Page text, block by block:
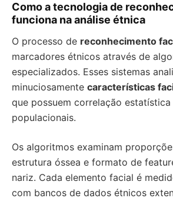
Como a tecnologia de
funciona na análise étnica
O processo de reconhecimento
marcadores étnicos através de
especializados. Esses sistemas
minuciosamente características
que possuem correlação
populacionais.
Os algoritmos examinam
estrutura óssea e formato de
nariz. Cada elemento facial é
com bancos de dados étnicos